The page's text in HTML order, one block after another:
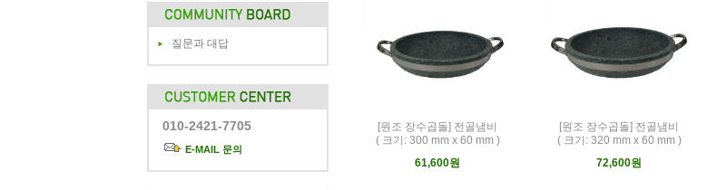
질문과 대답
010-2421-7705
E-MAIL 문의
[원조 장수곱돌] 전골냄비
( 크기: 300 mm x 60 mm )
61,600원
[원조 장수곱돌] 전골냄비
( 크기: 320 mm x 60 mm )
72,600원